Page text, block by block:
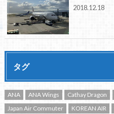
2018.12.18
タグ
ANA ANA Wings Cathay Dragon
Japan Air Commuter
KOREAN AIR